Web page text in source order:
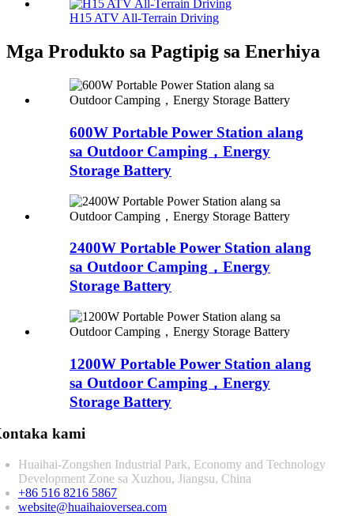
H15 ATV All-Terrain Driving
Mga Produkto sa Pagtipig sa Enerhiya
600W Portable Power Station alang
sa Outdoor Camping，Energy
Storage Battery
2400W Portable Power Station alang
sa Outdoor Camping，Energy
Storage Battery
1200W Portable Power Station alang
sa Outdoor Camping，Energy
Storage Battery
kami
Huaihai-Zongshen Industrial Park, Economy and Technology
Development Zone sa Xuzhou, Jiangsu, China
+86 516 8216 5867
website@huaihaioversea.com